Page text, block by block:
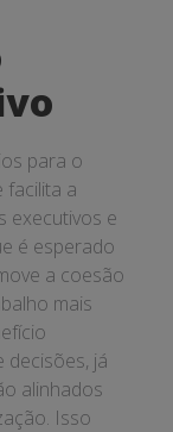
para o
facilita a
executivos e
é esperado
a coesão
mais
decisões, já
alinhados
Isso